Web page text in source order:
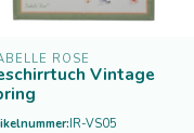
ROSE
Vintage
IR-VS05